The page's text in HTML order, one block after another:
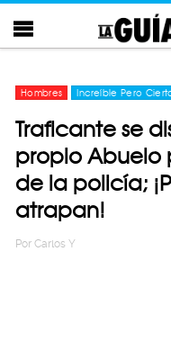
Hombres Increíble Pero
Traficante se
propio Abuelo
de la policía;
atrapan!
Por Carlos Y